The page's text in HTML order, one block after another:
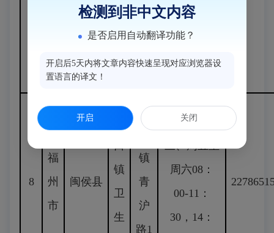
卫
生
洲
路
11：30，
14：00–
8
福
州
市
闽侯县
口
镇
卫
生
青
镇
青
沪
路1
周一至周
三、周五至
周六08：
00-11：
30，14：
检测到非中文内容
是否启用自动翻译功能？
开启后5天内将文章内容快速呈现对应浏览器设
置语言的译文！
开启 关闭